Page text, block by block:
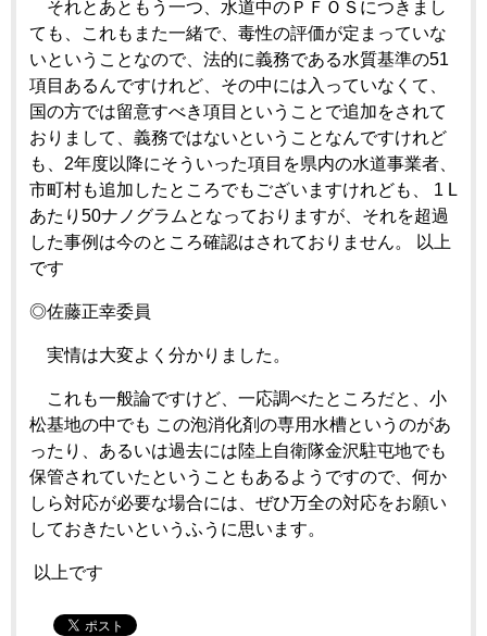
それとあともう一つ、水道中のＰＦＯＳにつきまし
ても、これもまた一緒で、毒性の評価が定まっていな
いということなので、法的に義務である水質基準の51
項目あるんですけれど、その中には入っていなくて、
国の方では留意すべき項目ということで追加をされて
おりまして、義務ではないということなんですけれど
も、2年度以降にそういった項目を県内の水道事業者、
市町村も追加したところでもございますけれども、 1 L
あたり50ナノグラムとなっておりますが、それを超過
した事例は今のところ確認はされておりません。 以上
です
◎佐藤正幸委員
実情は大変よく分かりました。
これも一般論ですけど、一応調べたところだと、小
松基地の中でも この泡消化剤の専用水槽というのがあ
ったり、あるいは過去には陸上自衛隊金沢駐屯地でも
保管されていたということもあるようですので、何か
しら対応が必要な場合には、ぜひ万全の対応をお願い
しておきたいというふうに思います。
以上です